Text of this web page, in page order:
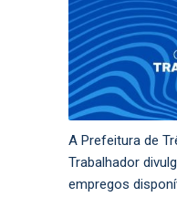
A Prefeitura de
Trabalhador
empregos